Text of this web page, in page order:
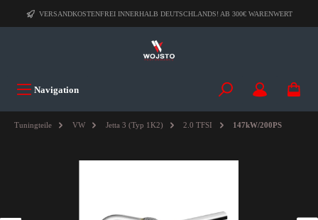
VERSANDKOSTENFREI INNERHALB DEUTSCHLANDS! AB 300€ WARENWERT
Navigation
Tuningteile VW Jetta 3 (Typ 1K2) 2.0 TFSI 147kW/200PS